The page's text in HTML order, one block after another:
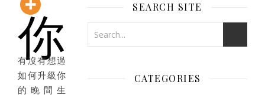
你
有沒有想過
如何升級你
的晚間生
SEARCH SITE
CATEGORIES